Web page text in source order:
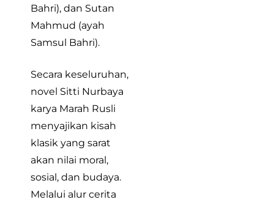
Bahri), dan Sutan
Mahmud (ayah
Samsul Bahri).
Secara keseluruhan,
novel Sitti Nurbaya
karya Marah Rusli
menyajikan kisah
klasik yang sarat
akan nilai moral,
sosial, dan budaya.
Melalui alur cerita